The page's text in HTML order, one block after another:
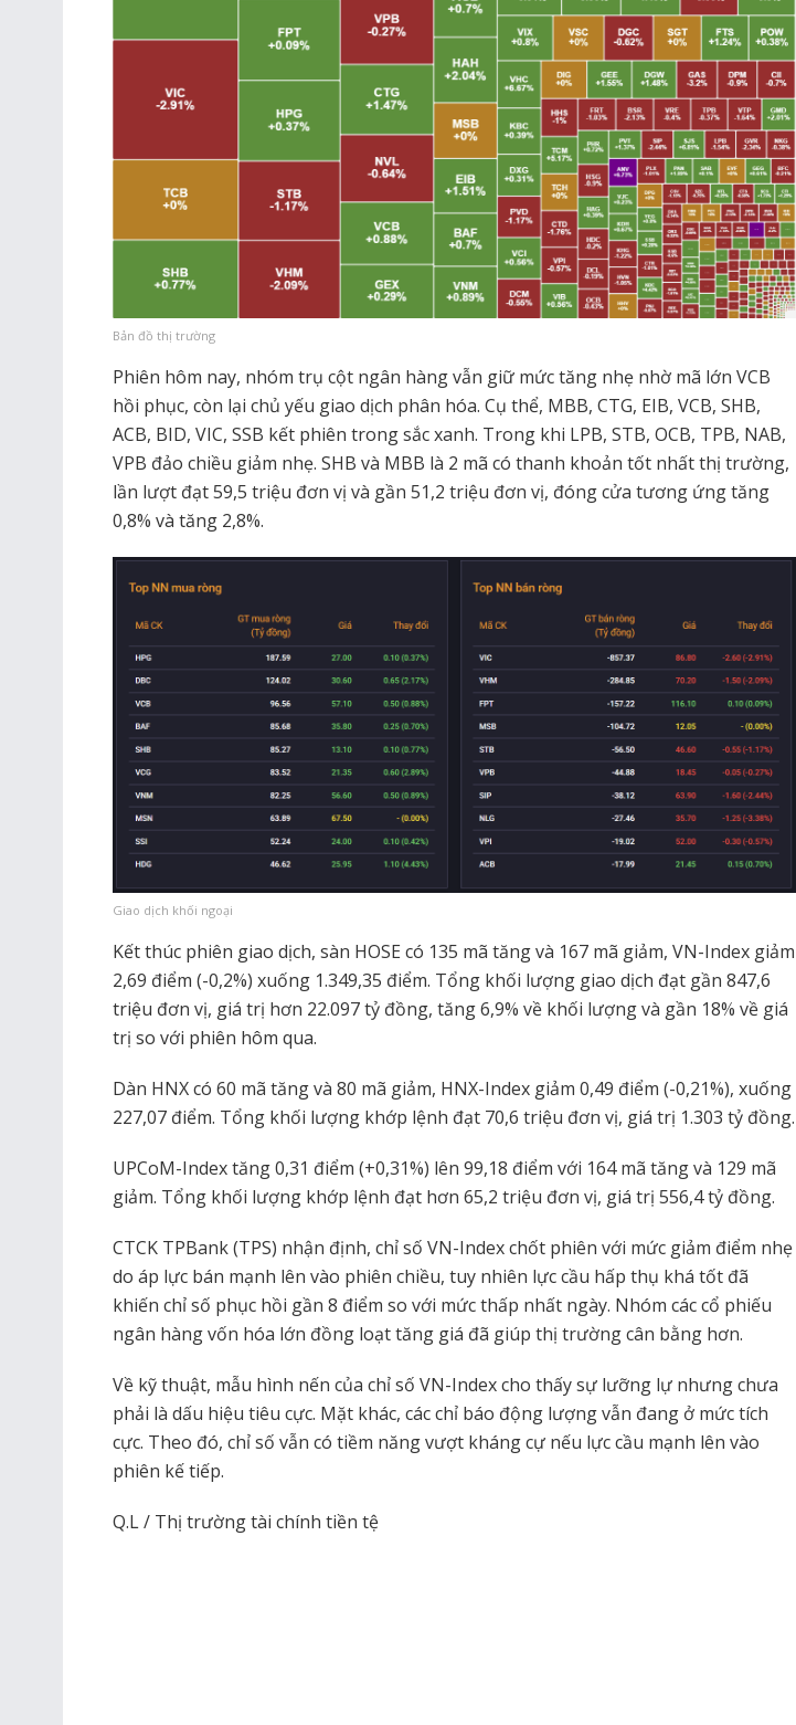
Bản đồ thị trường
Phiên hôm nay, nhóm trụ cột ngân hàng vẫn giữ mức tăng nhẹ nhờ mã lớn VCB
hồi phục, còn lại chủ yếu giao dịch phân hóa. Cụ thể, MBB, CTG, EIB, VCB, SHB,
ACB, BID, VIC, SSB kết phiên trong sắc xanh. Trong khi LPB, STB, OCB, TPB, NAB,
VPB đảo chiều giảm nhẹ. SHB và MBB là 2 mã có thanh khoản tốt nhất thị trường,
lần lượt đạt 59,5 triệu đơn vị và gần 51,2 triệu đơn vị, đóng cửa tương ứng tăng
0,8% và tăng 2,8%.
Giao dịch khối ngoại
Kết thúc phiên giao dịch, sàn HOSE có 135 mã tăng và 167 mã giảm, VN-Index giảm
2,69 điểm (-0,2%) xuống 1.349,35 điểm. Tổng khối lượng giao dịch đạt gần 847,6
triệu đơn vị, giá trị hơn 22.097 tỷ đồng, tăng 6,9% về khối lượng và gần 18% về giá
trị so với phiên hôm qua.
Dàn HNX có 60 mã tăng và 80 mã giảm, HNX-Index giảm 0,49 điểm (-0,21%), xuống
227,07 điểm. Tổng khối lượng khớp lệnh đạt 70,6 triệu đơn vị, giá trị 1.303 tỷ đồng.
UPCoM-Index tăng 0,31 điểm (+0,31%) lên 99,18 điểm với 164 mã tăng và 129 mã
giảm. Tổng khối lượng khớp lệnh đạt hơn 65,2 triệu đơn vị, giá trị 556,4 tỷ đồng.
CTCK TPBank (TPS) nhận định, chỉ số VN-Index chốt phiên với mức giảm điểm nhẹ
do áp lực bán mạnh lên vào phiên chiều, tuy nhiên lực cầu hấp thụ khá tốt đã
khiến chỉ số phục hồi gần 8 điểm so với mức thấp nhất ngày. Nhóm các cổ phiếu
ngân hàng vốn hóa lớn đồng loạt tăng giá đã giúp thị trường cân bằng hơn.
Về kỹ thuật, mẫu hình nến của chỉ số VN-Index cho thấy sự lưỡng lự nhưng chưa
phải là dấu hiệu tiêu cực. Mặt khác, các chỉ báo động lượng vẫn đang ở mức tích
cực. Theo đó, chỉ số vẫn có tiềm năng vượt kháng cự nếu lực cầu mạnh lên vào
phiên kế tiếp.
Q.L / Thị trường tài chính tiền tệ